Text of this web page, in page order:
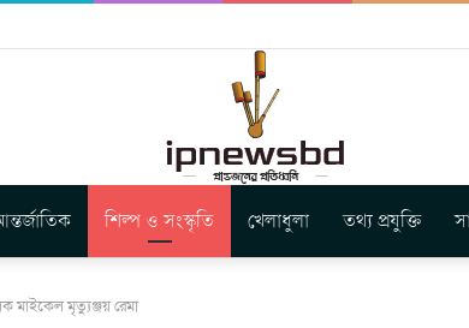
নতুন গান ‘Baljanggi’
শিল্প ও সংস্কৃতি খেলাধুলা তথ্য প্রযুক্তি
মাইকেল মৃত্যুঞ্জয় রেমা